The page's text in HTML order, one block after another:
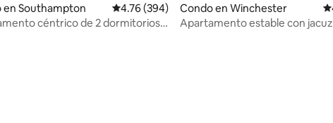
4.9 de 5, 114 reseñas
en Southampton Calificación promedio: 4.76 de 5, 394 reseñas
4.76 (394)
céntrico de 2 dormitorios
Condo en Winchester
Apartamento estable con